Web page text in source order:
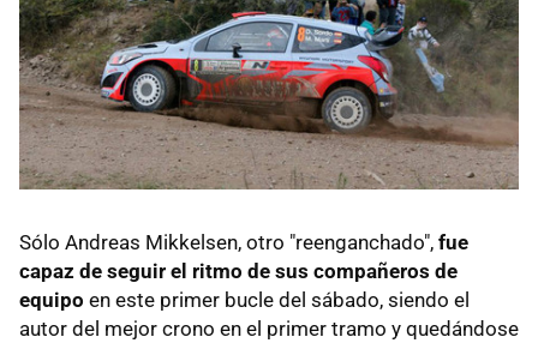
Sólo Andreas Mikkelsen, otro "reenganchado", fue
capaz de seguir el ritmo de sus compañeros de
equipo en este primer bucle del sábado, siendo el
autor del mejor crono en el primer tramo y quedándose